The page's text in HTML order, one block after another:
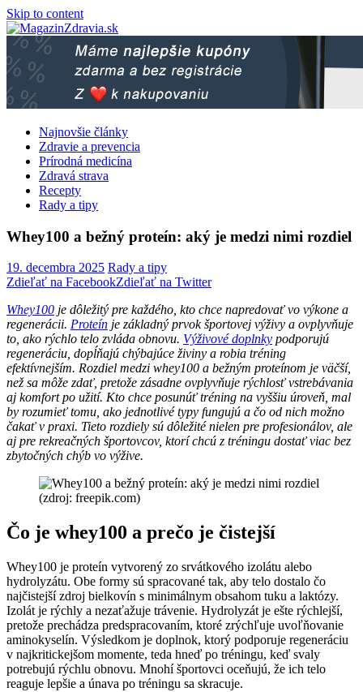
Skip to content
Najnovšie články
Zdravie a prevencia
Prírodná medicína
Zdravá strava
Recepty
Rady a tipy
Whey100 a bežný proteín: aký je medzi nimi rozdiel
19. decembra 2025 Rady a tipy
Zdieľať na FacebookZdieľať na Twitter
Whey100 je dôležitý pre každého, kto chce napredovať vo výkone a
regenerácii. Proteín je základný prvok športovej výživy a ovplyvňuje
to, ako rýchlo telo zvláda obnovu. Výživové doplnky podporujú
regeneráciu, dopĺňajú chýbajúce živiny a robia tréning
efektívnejším. Rozdiel medzi whey100 a bežným proteínom je väčší,
než sa môže zdať, pretože zásadne ovplyvňuje rýchlosť vstrebávania
aj komfort po užití. Kto chce posunúť tréning na vyššiu úroveň, mal
by rozumieť tomu, ako jednotlivé typy fungujú a čo od nich možno
čakať v praxi. Tieto rozdiely sú dôležité nielen pre profesionálov, ale
aj pre rekreačných športovcov, ktorí chcú z tréningu dostať viac bez
zbytočných chýb vo výžive.
(zdroj: freepik.com)
Čo je whey100 a prečo je čistejší
Whey100 je proteín vytvorený zo srvátkového izolátu alebo
hydrolyzátu. Obe formy sú spracované tak, aby telo dostalo čo
najčistejší zdroj bielkovín s minimálnym obsahom tuku a laktózy.
Izolát je rýchly a nezaťažuje trávenie. Hydrolyzát je ešte rýchlejší,
pretože prechádza predspracovaním, ktoré zrýchľuje uvoľňovanie
aminokyselín. Výsledkom je doplnok, ktorý podporuje regeneráciu
v najkritickejšom momente, teda hneď po tréningu, keď svaly
potrebujú rýchlu obnovu. Mnohí športovci oceňujú, že ich telo
reaguje lepšie a únava po tréningu sa skracuje.